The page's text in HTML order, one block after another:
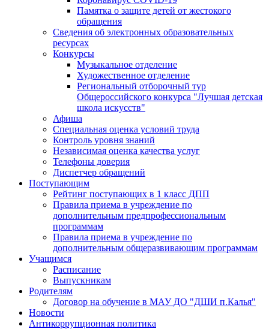
Памятка о защите детей от жестокого
обращения
Сведения об электронных образовательных
ресурсах
Конкурсы
Музыкальное отделение
Художественное отделение
Региональный отборочный тур
Общероссийского конкурса "Лучшая детская
школа искусств"
Афиша
Специальная оценка условий труда
Контроль уровня знаний
Независимая оценка качества услуг
Телефоны доверия
Диспетчер обращений
Поступающим
Рейтинг поступающих в 1 класс ДПП
Правила приема в учреждение по
дополнительным предпрофессиональным
программам
Правила приема в учреждение по
дополнительным общеразвивающим программам
Учащимся
Расписание
Выпускникам
Родителям
Договор на обучение в МАУ ДО "ДШИ п.Калья"
Новости
Антикоррупционная политика